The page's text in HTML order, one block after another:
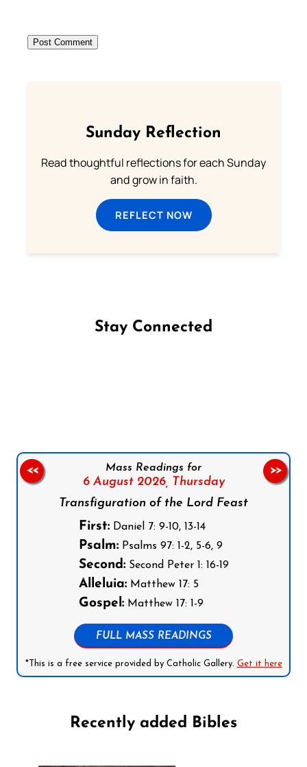
Sunday Reflection
Read thoughtful reflections for each Sunday
and grow in faith.
REFLECT NOW
Stay Connected
Mass Readings for
6 August 2026, Thursday
Transfiguration of the Lord Feast
First:Daniel 7: 9-10, 13-14
Psalm:Psalms 97: 1-2, 5-6, 9
Second:Second Peter 1: 16-19
Alleluia:Matthew 17: 5
Gospel:Matthew 17: 1-9
FULL MASS READINGS
*This is a free service provided by Catholic Gallery. Get it here
<< >>
Recently added Bibles